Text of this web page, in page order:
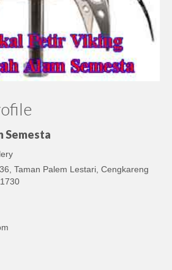
Semesta
Taman Palem Lestari, Cengkareng